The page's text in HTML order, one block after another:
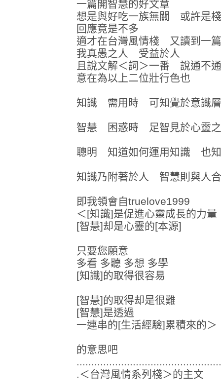
一篇開智慧的好文章
想是與好吃一族無關 或許是
回應竟是不多
適才在台灣風情棧 又讀到一
我真愚之人 受益於人
且說文解＜詞＞一番 說通不通
意在為以上二位壯行色也
知識 需用時 可知覺於意識層
智慧 困惑時 足智見於心靈之
聰明 知道如何運用知識 也知
知識乃附著於人 智慧則與人
即我領會自truelove1999
＜[知識]是促進心靈成長的力量
[智慧]却是心靈的[本源]
只要您願意
多看 多聽 多想 多學
[知識]的取得很容易
[智慧]的取得却是很難
[智慧]是透過
一連串的[生活經驗]累積來的＞
的意思吧
.＜台灣風情系列棧＞的主文